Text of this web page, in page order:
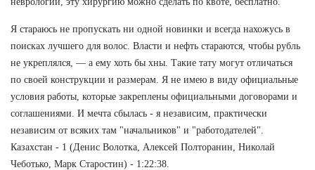
Я стараюсь не пропускать ни одной новинки и всегда нахожусь в
поисках лучшего для волос. Власти и нефть стараются, чтобы рубль
не укреплялся, — а ему хоть бы хны. Такие тату могут отличаться
по своей конструкции и размерам. Я не имею в виду официальные
условия работы, которые закреплены официальными договорами и
соглашениями. И мечта сбылась - я независим, практически
независим от всяких там "начальников" и "работодателей".
Казахстан - 1 (Денис Волотка, Алексей Полторанин, Николай
Чеботько, Марк Старостин) - 1:22:38.